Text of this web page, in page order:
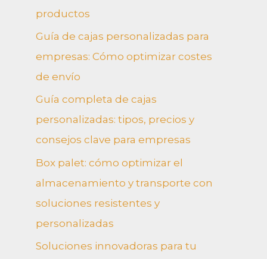
productos
Guía de cajas personalizadas para
empresas: Cómo optimizar costes
de envío
Guía completa de cajas
personalizadas: tipos, precios y
consejos clave para empresas
Box palet: cómo optimizar el
almacenamiento y transporte con
soluciones resistentes y
personalizadas
Soluciones innovadoras para tu